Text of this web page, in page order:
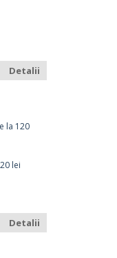
Detalii
la 120
lei
Detalii